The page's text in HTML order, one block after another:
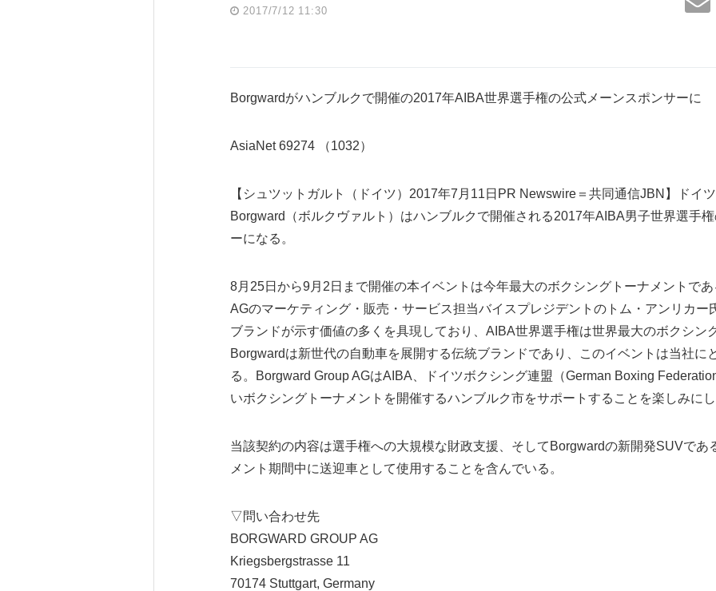
2017/7/12 11:30
Borgwardがハンブルクで開催の2017年AIBA世界選手権の公式メーンスポンサーに
AsiaNet 69274 （1032）
【シュツットガルト（ドイツ）2017年7月11日PR Newswire＝共同通信JBN】ドイ
Borgward（ボルクヴァルト）はハンブルクで開催される2017年AIBA男子世界選手
ーになる。
8月25日から9月2日まで開催の本イベントは今年最大のボクシングトーナメントで
AGのマーケティング・販売・サービス担当バイスプレジデントのトム・アンリカー
ブランドが示す価値の多くを具現しており、AIBA世界選手権は世界最大のボクシン
Borgwardは新世代の自動車を展開する伝統ブランドであり、このイベントは当社に
る。Borgward Group AGはAIBA、ドイツボクシング連盟（German Boxing
いボクシングトーナメントを開催するハンブルク市をサポートすることを楽しみに
当該契約の内容は選手権への大規模な財政支援、そしてBorgwardの新開発SUVであ
メント期間中に送迎車として使用することを含んでいる。
▽問い合わせ先
BORGWARD GROUP AG
Kriegsbergstrasse 11
70174 Stuttgart, Germany